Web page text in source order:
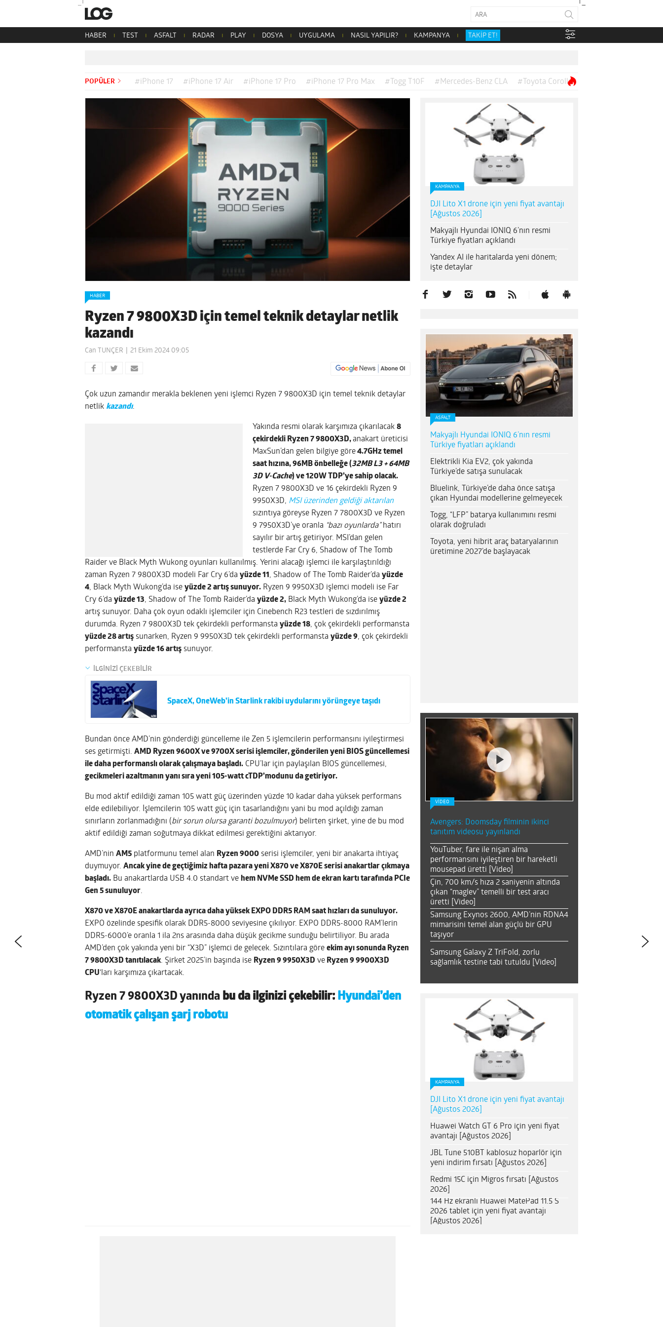
HABER TEST ASFALT RADAR PLAY DOSYA UYGULAMA NASIL YAPILIR? KAMPANYA TAKİP ET!
POPÜLER #iPhone 17 #iPhone 17 Air #iPhone 17 Pro #iPhone 17 Pro Max #Togg T10F #Mercedes-Benz CLA #Toyota Corolla
HABER
Ryzen 7 9800X3D için temel teknik detaylar netlik
kazandı
Can TUNÇER 21 Ekim 2024 09:05
Çok uzun zamandır merakla beklenen yeni işlemci Ryzen 7 9800X3D için temel teknik detaylar
netlik kazandı.
Yakında resmi olarak karşımıza çıkarılacak 8
çekirdekli Ryzen 7 9800X3D,anakart üreticisi
MaxSun’dan gelen bilgiye göre4.7GHz temel
saat hızına, 96MB önbelleğe (32MB L3 + 64MB
3D V-Cache) ve 120W TDP’ye sahip olacak.
Ryzen 7 9800X3D ve 16 çekirdekli Ryzen 9
9950X3D, MSI üzerinden geldiği aktarılan
sızıntıya göreyse Ryzen 7 7800X3D ve Ryzen
9 7950X3D’ye oranla “bazı oyunlarda”hatırı
sayılır bir artış getiriyor. MSI’dan gelen
testlerde Far Cry 6, Shadow of The Tomb
Raider ve Black Myth Wukong oyunları kullanılmış. Yerini alacağı işlemci ile karşılaştırıldığı
zaman Ryzen 7 9800X3D modeli Far Cry 6’da yüzde 11 , Shadow of The Tomb Raider’da yüzde
4, Black Myth Wukong’da ise yüzde 2 artış sunuyor. Ryzen 9 9950X3D işlemci modeli ise Far
Cry 6’da yüzde 13, Shadow of The Tomb Raider’da yüzde 2, Black Myth Wukong’da ise yüzde 2
artış sunuyor. Daha çok oyun odaklı işlemciler için Cinebench R23 testleri de sızdırılmış
durumda. Ryzen 7 9800X3D tek çekirdekli performansta yüzde 18, çok çekirdekli performansta
yüzde 28 artış sunarken, Ryzen 9 9950X3D tek çekirdekli performansta yüzde 9, çok çekirdekli
performansta yüzde 16 artış sunuyor.
İLGİNİZİ ÇEKEBİLİR
SpaceX, OneWeb’in Starlink rakibi uydularını yörüngeye taşıdı
Bundan önce AMD’nin gönderdiği güncelleme ile Zen 5 işlemcilerin performansını iyileştirmesi
ses getirmişti. AMD Ryzen 9600X ve 9700X serisi işlemciler, gönderilen yeni BIOS güncellemesi
ile daha performanslı olarak çalışmaya başladı. CPU’lar için paylaşılan BIOS güncellemesi,
gecikmeleri azaltmanın yanı sıra yeni 105-watt cTDP’modunu da getiriyor.
Bu mod aktif edildiği zaman 105 watt güç üzerinden yüzde 10 kadar daha yüksek performans
elde edilebiliyor. İşlemcilerin 105 watt güç için tasarlandığını yani bu mod açıldığı zaman
sınırların zorlanmadığını (bir sorun olursa garanti bozulmuyor) belirten şirket, yine de bu mod
aktif edildiği zaman soğutmaya dikkat edilmesi gerektiğini aktarıyor.
AMD’nin AM5 platformunu temel alan Ryzen 9000 serisi işlemciler, yeni bir anakarta ihtiyaç
duymuyor. Ancak yine de geçtiğimiz hafta pazara yeni X870 ve X870E serisi anakartlar çıkmaya
başladı. Bu anakartlarda USB 4.0 standart ve hem NVMe SSD hem de ekran kartı tarafında PCIe
Gen 5 sunuluyor.
X870 ve X870E anakartlarda ayrıca daha yüksek EXPO DDR5 RAM saat hızları da sunuluyor.
EXPO özelinde spesifik olarak DDR5-8000 seviyesine çıkılıyor. EXPO DDR5-8000 RAM’lerin
DDR5-6000’e oranla 1 ila 2ns arasında daha düşük gecikme sunduğu belirtiliyor. Bu arada
AMD’den çok yakında yeni bir “X3D” işlemci de gelecek. Sızıntılara göre ekim ayı sonunda Ryzen
7 9800X3D tanıtılacak. Şirket 2025’in başında ise Ryzen 9 9950X3D ve Ryzen 9 9900X3D
CPU‘ları karşımıza çıkartacak.
Ryzen 7 9800X3D yanında bu da ilginizi çekebilir: Hyundai’den
otomatik çalışan şarj robotu
KAMPANYA
DJI Lito X1 drone için yeni fiyat avantajı
[Ağustos 2026]
Makyajlı Hyundai IONIQ 6’nın resmi
Türkiye fiyatları açıklandı
Yandex AI ile haritalarda yeni dönem;
işte detaylar
ASFALT
Makyajlı Hyundai IONIQ 6’nın resmi
Türkiye fiyatları açıklandı
Elektrikli Kia EV2, çok yakında
Türkiye’de satışa sunulacak
Bluelink, Türkiye’de daha önce satışa
çıkan Hyundai modellerine gelmeyecek
Togg, “LFP” batarya kullanımını resmi
olarak doğruladı
Toyota, yeni hibrit araç bataryalarının
üretimine 2027’de başlayacak
VİDEO
Avengers: Doomsday filminin ikinci
tanıtım videosu yayınlandı
YouTuber, fare ile nişan alma
performansını iyileştiren bir hareketli
mousepad üretti [Video]
Çin, 700 km/s hıza 2 saniyenin altında
çıkan “maglev” temelli bir test aracı
üretti [Video]
Samsung Exynos 2600, AMD’nin RDNA4
mimarisini temel alan güçlü bir GPU
taşıyor
Samsung Galaxy Z TriFold, zorlu
sağlamlık testine tabi tutuldu [Video]
KAMPANYA
DJI Lito X1 drone için yeni fiyat avantajı
[Ağustos 2026]
Huawei Watch GT 6 Pro için yeni fiyat
avantajı [Ağustos 2026]
JBL Tune 510BT kablosuz hoparlör için
yeni indirim fırsatı [Ağustos 2026]
Redmi 15C için Migros fırsatı [Ağustos
2026]
144 Hz ekranlı Huawei MatePad 11.5 S
2026 tablet için yeni fiyat avantajı
[Ağustos 2026]